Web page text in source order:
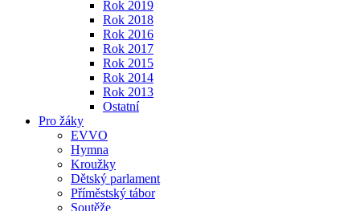
Rok 2019
Rok 2018
Rok 2016
Rok 2017
Rok 2015
Rok 2014
Rok 2013
Ostatní
Pro žáky
EVVO
Hymna
Kroužky
Dětský parlament
Příměstský tábor
Soutěže